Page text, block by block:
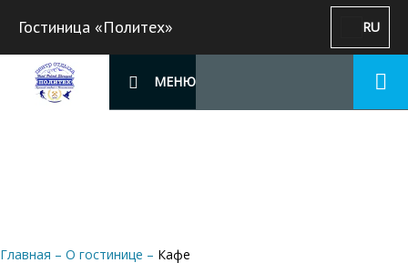
Гостиница «Политех» RU
МЕНЮ
Главная – О гостинице – Кафе